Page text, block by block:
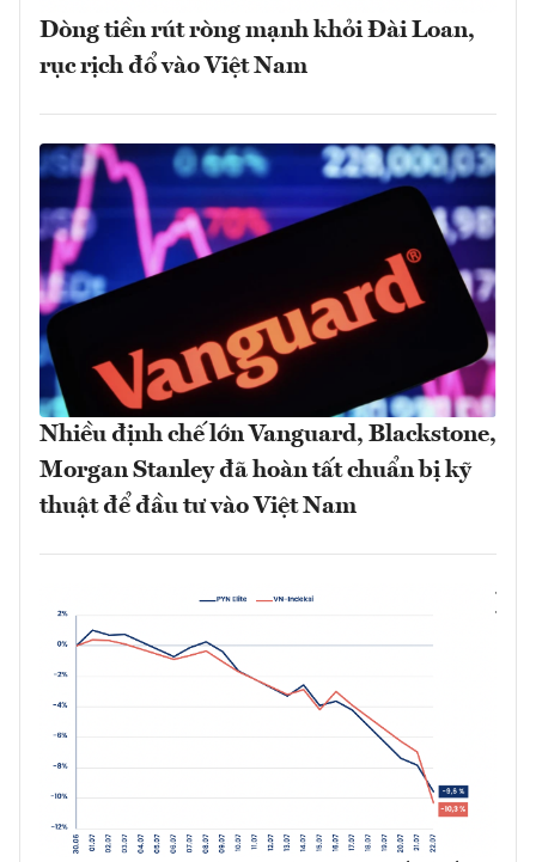
Dòng tiền rút ròng mạnh khỏi Đài Loan,
rục rịch đổ vào Việt Nam
Nhiều định chế lớn Vanguard, Blackstone,
Morgan Stanley đã hoàn tất chuẩn bị kỹ
thuật để đầu tư vào Việt Nam